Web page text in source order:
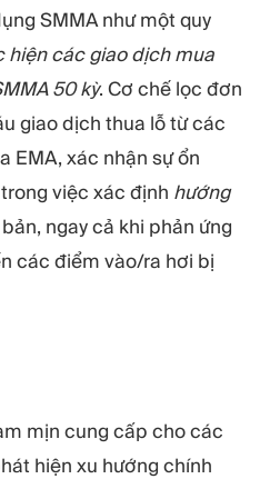
SMMA như một quy
hiện các giao dịch mua
50 kỳ. Cơ chế lọc đơn
giao dịch thua lỗ từ các
EMA, xác nhận sự ổn
việc xác định hướng
ngay cả khi phản ứng
các điểm vào/ra hơi bị
mịn cung cấp cho các
hiện xu hướng chính